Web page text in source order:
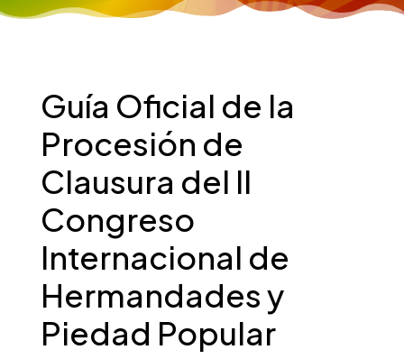
Guía Oficial de la
Procesión de
Clausura del II
Congreso
Internacional de
Hermandades y
Piedad Popular